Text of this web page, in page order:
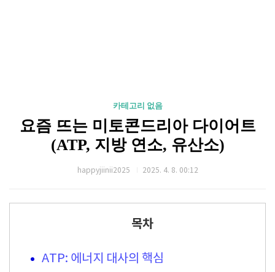
카테고리 없음
요즘 뜨는 미토콘드리아 다이어트
(ATP, 지방 연소, 유산소)
happyjiinii2025 2025. 4. 8. 00:12
목차
ATP: 에너지 대사의 핵심